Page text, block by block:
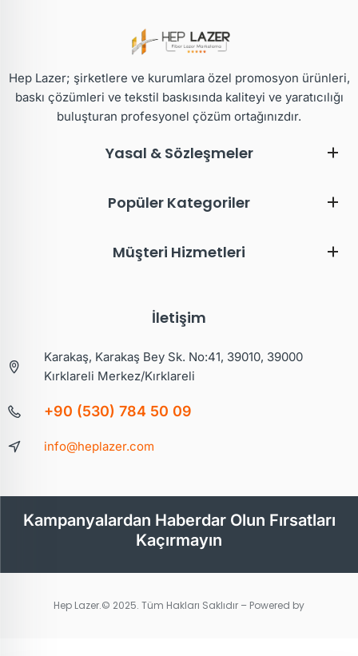
Hep Lazer; şirketlere ve kurumlara özel promosyon ürünleri,
baskı çözümleri ve tekstil baskısında kaliteyi ve yaratıcılığı
buluşturan profesyonel çözüm ortağınızdır.
Yasal & Sözleşmeler
Popüler Kategoriler
Müşteri Hizmetleri
İletişim
Karakaş, Karakaş Bey Sk. No:41, 39010, 39000
Kırklareli Merkez/Kırklareli
+90 (530) 784 50 09
info@heplazer.com
Kampanyalardan Haberdar Olun Fırsatları
Kaçırmayın
Hep Lazer.© 2025. Tüm Hakları Saklıdır – Powered by